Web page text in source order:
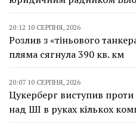
20:12 10 СЕРПНЯ, 2026
Розлив з «тіньового
пляма сягнула 390 кв. км
20:07 10 СЕРПНЯ, 2026
Цукерберг виступив
над ШІ в руках кількох